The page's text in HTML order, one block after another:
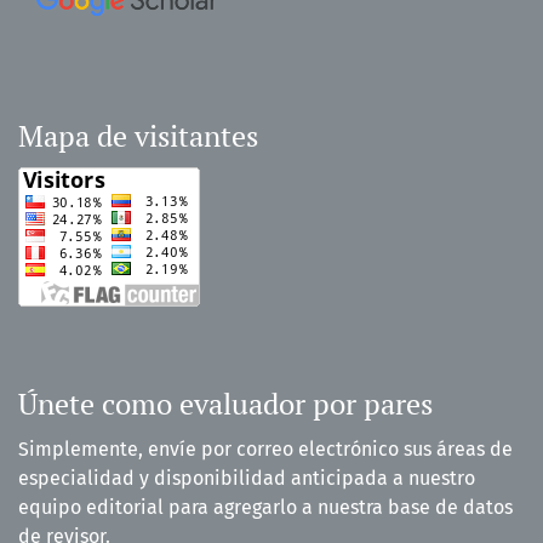
Mapa de visitantes
Únete como evaluador por pares
Simplemente, envíe por correo electrónico sus áreas de
especialidad y disponibilidad anticipada a nuestro
equipo editorial para agregarlo a nuestra base de datos
de revisor.